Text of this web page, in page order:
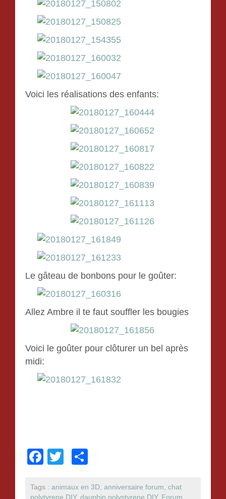
Voici les réalisations des enfants:
Le gâteau de bonbons pour le goûter:
Allez Ambre il te faut souffler les bougies
Voici le goûter pour clôturer un bel après
midi:
F
c
tt
ta
Tags : animaux en 3D, anniversaire forum, chat
polytyrene DIY, dauphin polystyrene DIY, Forum